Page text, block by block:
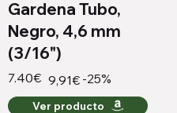
Gardena Tubo,
Negro, 4,6 mm
(3/16")
7.40€ 9,91€ -25%
Ver producto